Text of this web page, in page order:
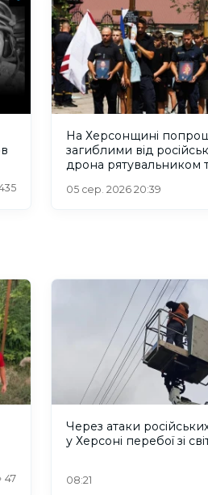
На Херсонщині
загиблими від
дрона рятувальником
05 сер. 2026 20:39
47
Через атаки
у Херсоні перебої зі
08:21